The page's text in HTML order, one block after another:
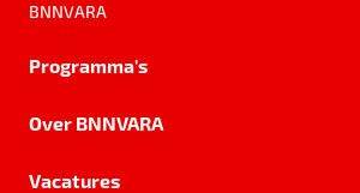
BNNVARA
Programma's
Over BNNVARA
Vacatures